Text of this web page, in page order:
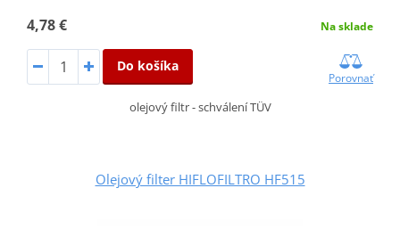
4,78 € Na sklade
Do košíka
Porovnať
olejový filtr - schválení TÜV
Olejový filter HIFLOFILTRO HF515